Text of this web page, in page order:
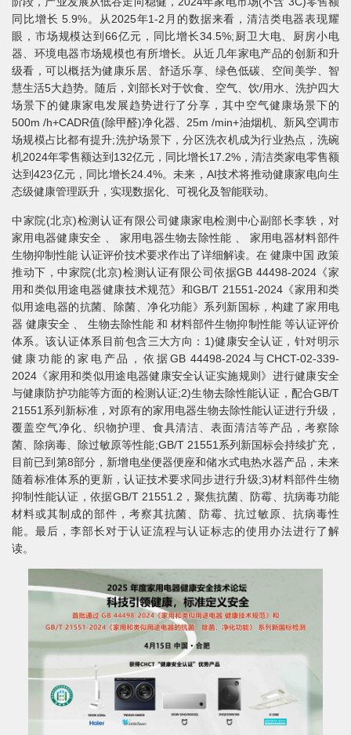
同比增长 5.9%。从2025年1-2月的数据来看，清洁类电器表现耀
眼，市场规模达到66亿元，同比增长34.5%;厨卫大电、厨房小电
器、环境电器市场规模也有所增长。从近几年家电产品的创新和升
级看，可以概括为健康乐居、舒适乐享、绿色低碳、空间美学、智
慧生活5大趋势。随后，刘部长对于饮食、空气、饮/用水、洗护四大
场景下的健康家电发展趋势进行了分享，其中空气健康场景下的
500m /h+CADR值(除甲醛)净化器、25m /min+油烟机、新风空调市
场规模占比都有提升;洗护场景下，分区洗衣机成为行业热点，洗碗
机2024年零售额达到132亿元，同比增长17.2%，清洁类家电零售额
达到423亿元，同比增长24.4%。未来，AI技术将推动健康家电向生
态级健康管理跃升，实现数据化、可视化及智能联动。
中家院(北京)检测认证有限公司健康家电检测中心副部长李轶，对
家用电器健康安全 、 家用电器生物去除性能 、 家用电器材料部件
生物抑制性能 认证评价技术要求作出了详细解读。在 健康中国 政策
推动下，中家院(北京)检测认证有限公司依据GB 44498-2024《家
用和类似用途电器健康技术规范》和GB/T 21551-2024《家用和类
似用途电器的抗菌、除菌、净化功能》系列新国标，构建了家用电
器 健康安全 、 生物去除性能 和 材料部件生物抑制性能 等认证评价
体系。该认证体系目前包含三大方向：1)健康安全认证，针对明示
健康功能的家电产品，依据GB 44498-2024与CHCT-02-339-
2024《家用和类似用途电器健康安全认证实施规则》进行健康安全
与健康防护功能等方面的检测认证;2)生物去除性能认证，配合GB/T
21551系列新标准，对原有的家用电器生物去除性能认证进行升级，
覆盖空气净化、织物护理、食具清洁、表面清洁等产品，考察除
菌、除病毒、除过敏原等性能;GB/T 21551系列新国标会持续扩充，
目前已到第8部分，新增电坐便器便座和储水式电热水器产品，未来
随着标准体系的更新，认证技术要求同步进行升级;3)材料部件生物
抑制性能认证，依据GB/T 21551.2，聚焦抗菌、防霉、抗病毒功能
材料或其制成的部件，考察其抗菌、防霉、抗过敏原、抗病毒性
能。最后，李部长对于认证流程与认证标志的使用办法进行了解
读。